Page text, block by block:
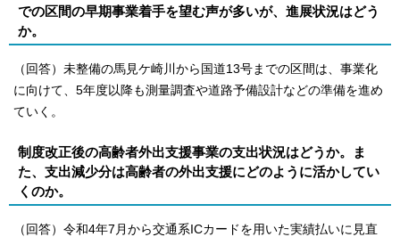
での区間の早期事業着手を望む声が多いが、進展状況はどう
か。
（回答）未整備の馬見ケ崎川から国道13号までの区間は、事業化
に向けて、5年度以降も測量調査や道路予備設計などの準備を進め
ていく。
制度改正後の高齢者外出支援事業の支出状況はどうか。ま
た、支出減少分は高齢者の外出支援にどのように活かしてい
くのか。
（回答）令和4年7月から交通系ICカードを用いた実績払いに見直